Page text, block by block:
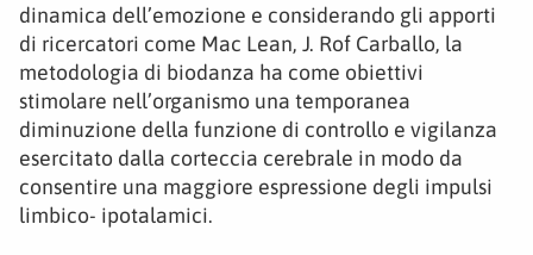
dinamica dell’emozione e considerando gli apporti
di ricercatori come Mac Lean, J. Rof Carballo, la
metodologia di biodanza ha come obiettivi
stimolare nell’organismo una temporanea
diminuzione della funzione di controllo e vigilanza
esercitato dalla corteccia cerebrale in modo da
consentire una maggiore espressione degli impulsi
limbico- ipotalamici.